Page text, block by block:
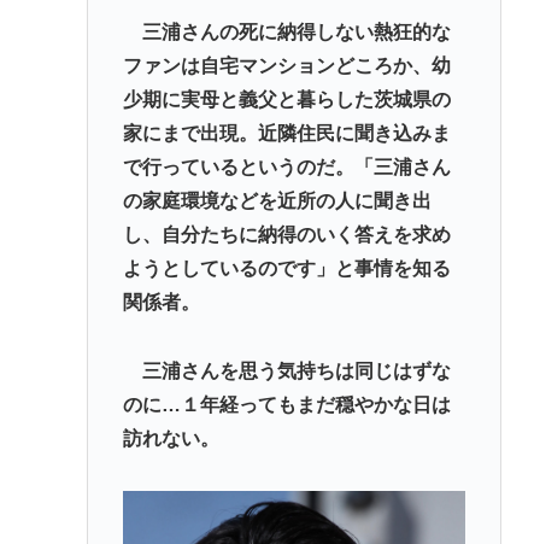
三浦さんの死に納得しない熱狂的な
ファンは自宅マンションどころか、幼
少期に実母と義父と暮らした茨城県の
家にまで出現。近隣住民に聞き込みま
で行っているというのだ。「三浦さん
の家庭環境などを近所の人に聞き出
し、自分たちに納得のいく答えを求め
ようとしているのです」と事情を知る
関係者。
三浦さんを思う気持ちは同じはずな
のに…１年経ってもまだ穏やかな日は
訪れない。